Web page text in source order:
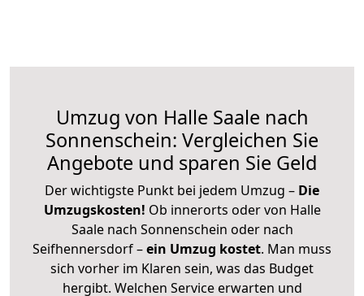
Umzug von Halle Saale nach
Sonnenschein: Vergleichen Sie
Angebote und sparen Sie Geld
Der wichtigste Punkt bei jedem Umzug – Die
Umzugskosten! Ob innerorts oder von Halle
Saale nach Sonnenschein oder nach
Seifhennersdorf –ein Umzug kostet. Man muss
sich vorher im Klaren sein, was das Budget
hergibt. Welchen Service erwarten und